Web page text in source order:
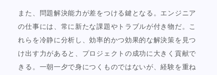
また、問題解決能力が差をつける鍵となる。エンジニア
の仕事には、常に新たな課題やトラブルが付き物だ。こ
れらを冷静に分析し、効率的かつ効果的な解決策を見つ
け出す力があると、プロジェクトの成功に大きく貢献で
きる。一朝一夕で身につくものではないが、経験を重ね